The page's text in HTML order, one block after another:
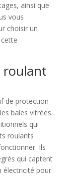
ainsi que
vous
choisir un
roulant
de protection
baies vitrées.
qui
roulants
Ils
qui captent
électricité pour